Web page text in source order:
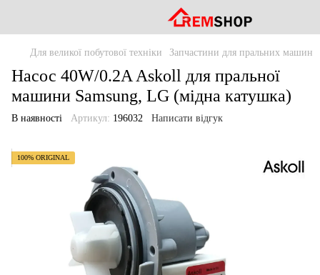
Для великої побутової техніки Запчастини для пральних машин
Насос 40W/0.2A Askoll для пральної
машини Samsung, LG (мідна катушка)
В наявності Артикул: 196032 Написати відгук
100% ORIGINAL